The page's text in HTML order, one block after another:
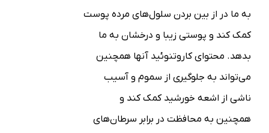
به ما در از بین بردن سلول‌های مرده پوست
کمک کند و پوستی زیبا و درخشان به ما
بدهد. محتوای کاروتنوئید آنها همچنین
می‌تواند به جلوگیری از سموم و آسیب
ناشی از اشعه خورشید کمک کند و
همچنین به محافظت در برابر سرطان‌های